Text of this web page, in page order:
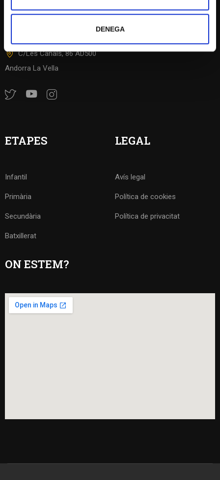
DENEGA
C/Les Canals, 86 AD500
Andorra La Vella
Perfil de l'alumne
Caràcter Propi
ETAPES
Infantil
Primària
Secundària
Batxillerat
LEGAL
Avís legal
Política de cookies
Política de privacitat
ON ESTEM?